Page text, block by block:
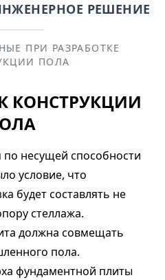
РЕШЕНИЕ
ПРИ РАЗРАБОТКЕ
ПОЛА
КОНСТРУКЦИИ
несущей способности
условие, что
будет составлять не
стеллажа.
должна совмещать
пола.
фундаментной плиты